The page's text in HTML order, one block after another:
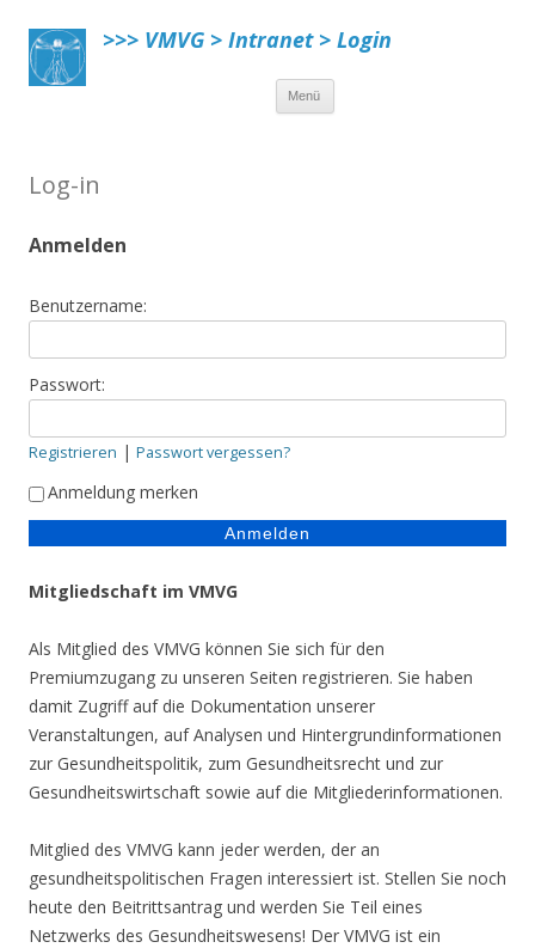
>>> VMVG > Intranet > Login
Menü
Log-in
Anmelden
Benutzername:
Passwort:
Registrieren | Passwort vergessen?
Anmeldung merken
Mitgliedschaft im VMVG
Als Mitglied des VMVG können Sie sich für den
Premiumzugang zu unseren Seiten registrieren. Sie haben
damit Zugriff auf die Dokumentation unserer
Veranstaltungen, auf Analysen und Hintergrundinformationen
zur Gesundheitspolitik, zum Gesundheitsrecht und zur
Gesundheitswirtschaft sowie auf die Mitgliederinformationen.
Mitglied des VMVG kann jeder werden, der an
gesundheitspolitischen Fragen interessiert ist. Stellen Sie noch
heute den Beitrittsantrag und werden Sie Teil eines
Netzwerks des Gesundheitswesens! Der VMVG ist ein